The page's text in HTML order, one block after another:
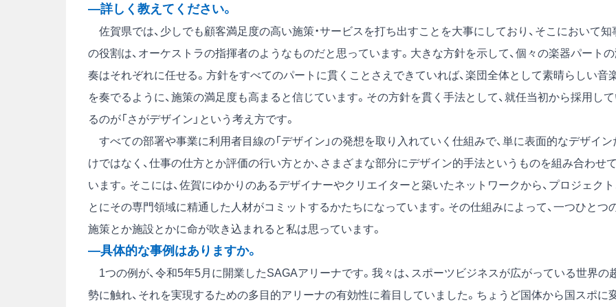
―詳しく教えてください。
佐賀県では、少しでも顧客満足度の高い施策・サービスを打ち出すことを大事にしており、そこにおいて知
の役割は、オーケストラの指揮者のようなものだと思っています。大きな方針を示して、個々の楽器パート
奏はそれぞれに任せる。方針をすべてのパートに貫くことさえできていれば、楽団全体として素晴らしい音
を奏でるように、施策の満足度も高まると信じています。その方針を貫く手法として、就任当初から採用し
るのが「さがデザイン」という考え方です。
すべての部署や事業に利用者目線の「デザイン」の発想を取り入れていく仕組みで、単に表面的なデザイン
けではなく、仕事の仕方とか評価の行い方とか、さまざまな部分にデザイン的手法というものを組み合わせて
います。そこには、佐賀にゆかりのあるデザイナーやクリエイターと築いたネットワークから、プロジェク
とにその専門領域に精通した人材がコミットするかたちになっています。その仕組みによって、一つひとつ
施策とか施設とかに命が吹き込まれると私は思っています。
―具体的な事例はありますか。
1つの例が、令和5年5月に開業したSAGAアリーナです。我々は、スポーツビジネスが広がっている世界の
勢に触れ、それを実現するための多目的アリーナの有効性に着目していました。ちょうど国体から国スポに